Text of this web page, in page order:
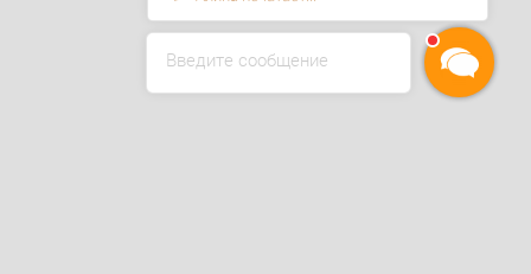
Введите сообщение